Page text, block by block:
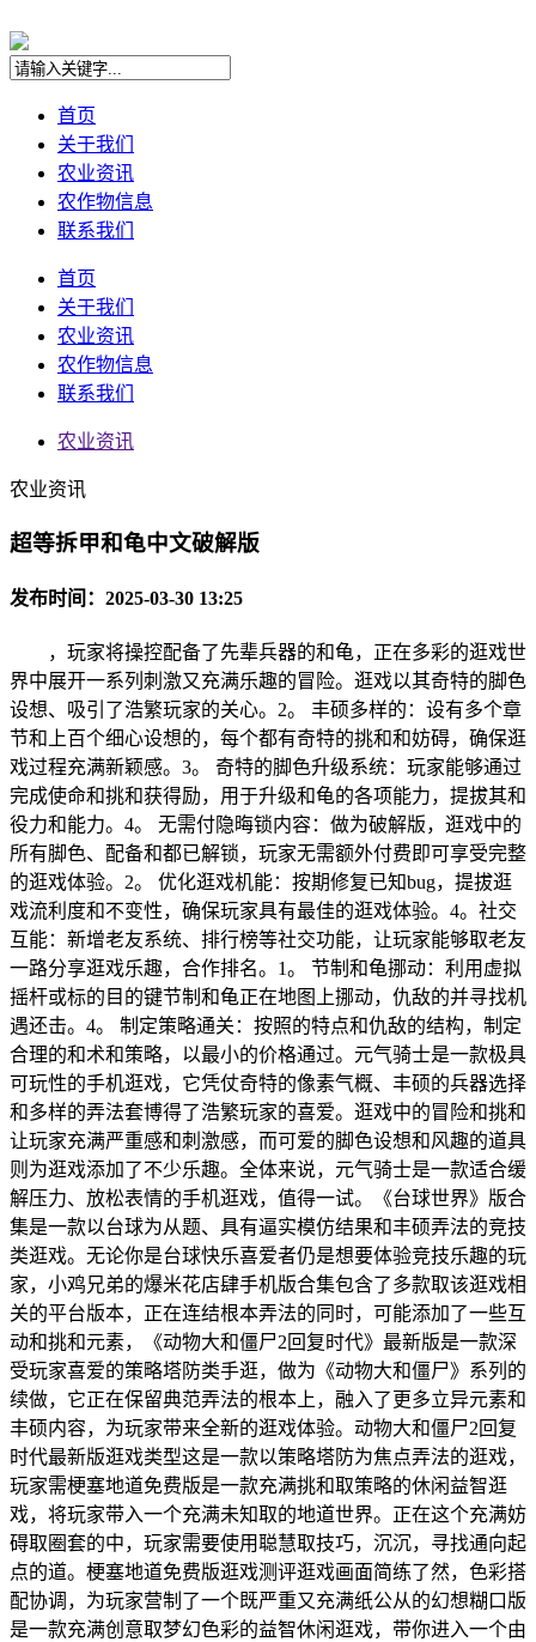
首页
关于我们
农业资讯
农作物信息
联系我们
首页
关于我们
农业资讯
农作物信息
联系我们
农业资讯
农业资讯
超等拆甲和龟中文破解版
发布时间：2025-03-30 13:25
，玩家将操控配备了先辈兵器的和龟，正在多彩的逛戏世
界中展开一系列刺激又充满乐趣的冒险。逛戏以其奇特的脚色
设想、吸引了浩繁玩家的关心。2。 丰硕多样的：设有多个章
节和上百个细心设想的，每个都有奇特的挑和和妨碍，确保逛
戏过程充满新颖感。3。 奇特的脚色升级系统：玩家能够通过
完成使命和挑和获得励，用于升级和龟的各项能力，提拔其和
役力和能力。4。 无需付隐晦锁内容：做为破解版，逛戏中的
所有脚色、配备和都已解锁，玩家无需额外付费即可享受完整
的逛戏体验。2。 优化逛戏机能：按期修复已知bug，提拔逛
戏流利度和不变性，确保玩家具有最佳的逛戏体验。4。社交
互能：新增老友系统、排行榜等社交功能，让玩家能够取老友
一路分享逛戏乐趣，合作排名。1。 节制和龟挪动：利用虚拟
摇杆或标的目的键节制和龟正在地图上挪动，仇敌的并寻找机
遇还击。4。 制定策略通关：按照的特点和仇敌的结构，制定
合理的和术和策略，以最小的价格通过。元气骑士是一款极具
可玩性的手机逛戏，它凭仗奇特的像素气概、丰硕的兵器选择
和多样的弄法套博得了浩繁玩家的喜爱。逛戏中的冒险和挑和
让玩家充满严重感和刺激感，而可爱的脚色设想和风趣的道具
则为逛戏添加了不少乐趣。全体来说，元气骑士是一款适合缓
解压力、放松表情的手机逛戏，值得一试。《台球世界》版合
集是一款以台球为从题、具有逼实模仿结果和丰硕弄法的竞技
类逛戏。无论你是台球快乐喜爱者仍是想要体验竞技乐趣的玩
家，小鸡兄弟的爆米花店肆手机版合集包含了多款取该逛戏相
关的平台版本，正在连结根本弄法的同时，可能添加了一些互
动和挑和元素，《动物大和僵尸2回复时代》最新版是一款深
受玩家喜爱的策略塔防类手逛，做为《动物大和僵尸》系列的
续做，它正在保留典范弄法的根本上，融入了更多立异元素和
丰硕内容，为玩家带来全新的逛戏体验。动物大和僵尸2回复
时代最新版逛戏类型这是一款以策略塔防为焦点弄法的逛戏，
玩家需梗塞地道免费版是一款充满挑和取策略的休闲益智逛
戏，将玩家带入一个充满未知取的地道世界。正在这个充满妨
碍取圈套的中，玩家需要使用聪慧取技巧，沉沉，寻找通向起
点的道。梗塞地道免费版逛戏测评逛戏画面简练了然，色彩搭
配协调，为玩家营制了一个既严重又充满纸公从的幻想糊口版
是一款充满创意取梦幻色彩的益智休闲逛戏，带你进入一个由